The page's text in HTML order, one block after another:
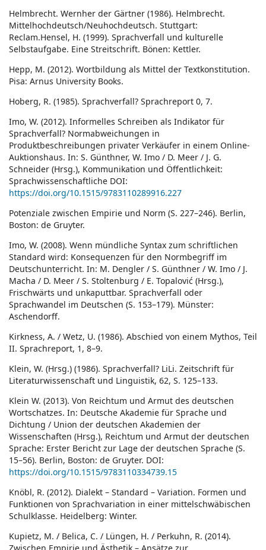
Helmbrecht. Wernher der Gärtner (1986). Helmbrecht.
Mittelhochdeutsch/Neuhochdeutsch. Stuttgart:
Reclam.Hensel, H. (1999). Sprachverfall und kulturelle
Selbstaufgabe. Eine Streitschrift. Bönen: Kettler.
Hepp, M. (2012). Wortbildung als Mittel der Textkonstitution.
Pisa: Arnus University Books.
Hoberg, R. (1985). Sprachverfall? Sprachreport 0, 7.
Imo, W. (2012). Informelles Schreiben als Indikator für
Sprachverfall? Normabweichungen in
Produktbeschreibungen privater Verkäufer in einem Online-
Auktionshaus. In: S. Günthner, W. Imo / D. Meer / J. G.
Schneider (Hrsg.), Kommunikation und Öffentlichkeit:
Sprachwissenschaftliche DOI:
https://doi.org/10.1515/9783110289916.227
Potenziale zwischen Empirie und Norm (S. 227–246). Berlin,
Boston: de Gruyter.
Imo, W. (2008). Wenn mündliche Syntax zum schriftlichen
Standard wird: Konsequenzen für den Normbegriff im
Deutschunterricht. In: M. Dengler / S. Günthner / W. Imo / J.
Macha / D. Meer / S. Stoltenburg / E. Topalović (Hrsg.),
Frischwärts und unkaputtbar. Sprachverfall oder
Sprachwandel im Deutschen (S. 153–179). Münster:
Aschendorff.
Kirkness, A. / Wetz, U. (1986). Abschied von einem Mythos, Teil
II. Sprachreport, 1, 8–9.
Klein, W. (Hrsg.) (1986). Sprachverfall? LiLi. Zeitschrift für
Literaturwissenschaft und Linguistik, 62, S. 125–133.
Klein W. (2013). Von Reichtum und Armut des deutschen
Wortschatzes. In: Deutsche Akademie für Sprache und
Dichtung / Union der deutschen Akademien der
Wissenschaften (Hrsg.), Reichtum und Armut der deutschen
Sprache: Erster Bericht zur Lage der deutschen Sprache (S.
15–56). Berlin, Boston: de Gruyter. DOI:
https://doi.org/10.1515/9783110334739.15
Knöbl, R. (2012). Dialekt – Standard – Variation. Formen und
Funktionen von Sprachvariation in einer mittelschwäbischen
Schulklasse. Heidelberg: Winter.
Kupietz, M. / Belica, C. / Lüngen, H. / Perkuhn, R. (2014).